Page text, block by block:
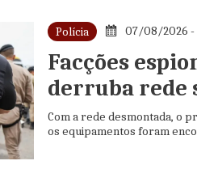
Polícia 07/08/2026 -
Facções
derruba rede
Com a rede desmontada, o
os equipamentos foram